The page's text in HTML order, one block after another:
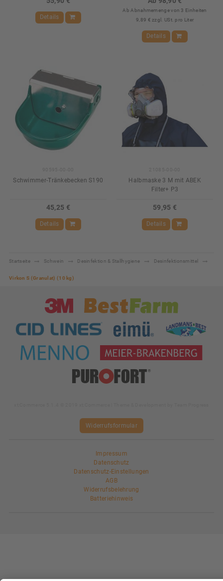
Details
Ab Abnahmemenge von 3 Einheiten
9,89 € zzgl. USt. pro Liter
Details
Schwimmer-Tränkebecken S190
45,25 €
Details
Halbmaske 3 M mit ABEK
Filter+ P3
59,95 €
Details
Startseite Schwein Desinfektion & Stallhygiene Desinfektionsmittel
Virkon S (Granulat) (10 kg)
Widerrufsformular
Impressum
Datenschutz
Datenschutz-Einstellungen
AGB
Widerrufsbelehrung
Batteriehinweis